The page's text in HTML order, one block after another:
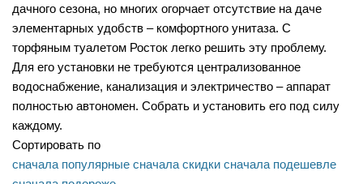
дачного сезона, но многих огорчает отсутствие на даче
элементарных удобств – комфортного унитаза. С
торфяным туалетом Росток легко решить эту проблему.
Для его установки не требуются централизованное
водоснабжение, канализация и электричество – аппарат
полностью автономен. Собрать и установить его под силу
каждому.
Сортировать по
сначала популярные сначала скидки сначала подешевле